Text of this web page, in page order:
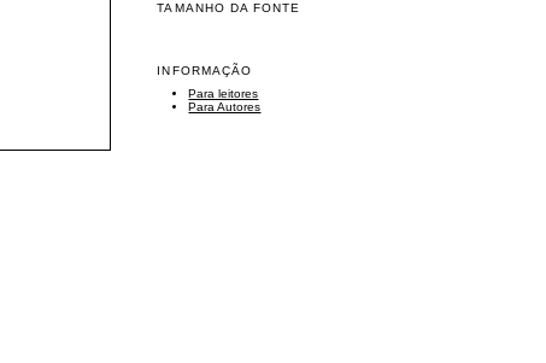
TAMANHO DA FONTE
INFORMAÇÃO
Para leitores
Para Autores